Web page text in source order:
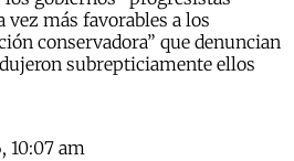
vez más favorables a los
conservadora” que denuncian
subrepticiamente ellos
10:07 am